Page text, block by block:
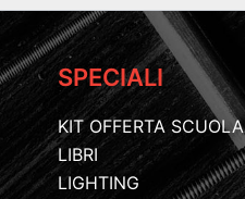
SPECIALI
KIT OFFERTA SCUOLA
LIBRI
LIGHTING